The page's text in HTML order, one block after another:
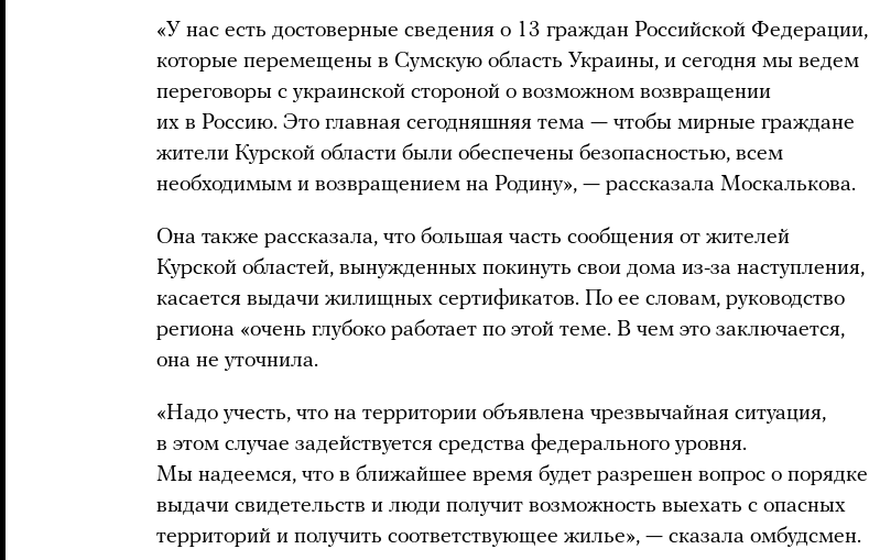
«У нас есть достоверные сведения о 13 граждан Российской Федерации,
которые перемещены в Сумскую область Украины, и сегодня мы ведем
переговоры с украинской стороной о возможном возвращении
их в Россию. Это главная сегодняшняя тема — чтобы мирные граждане
жители Курской области были обеспечены безопасностью, всем
необходимым и возвращением на Родину», — рассказала Москалькова.
Она также рассказала, что большая часть сообщения от жителей
Курской областей, вынужденных покинуть свои дома из-за наступления,
касается выдачи жилищных сертификатов. По ее словам, руководство
региона «очень глубоко работает по этой теме. В чем это заключается,
она не уточнила.
«Надо учесть, что на территории объявлена чрезвычайная ситуация,
в этом случае задействуется средства федерального уровня.
Мы надеемся, что в ближайшее время будет разрешен вопрос о порядке
выдачи свидетельств и люди получит возможность выехать с опасных
территорий и получить соответствующее жилье», — сказала омбудсмен.